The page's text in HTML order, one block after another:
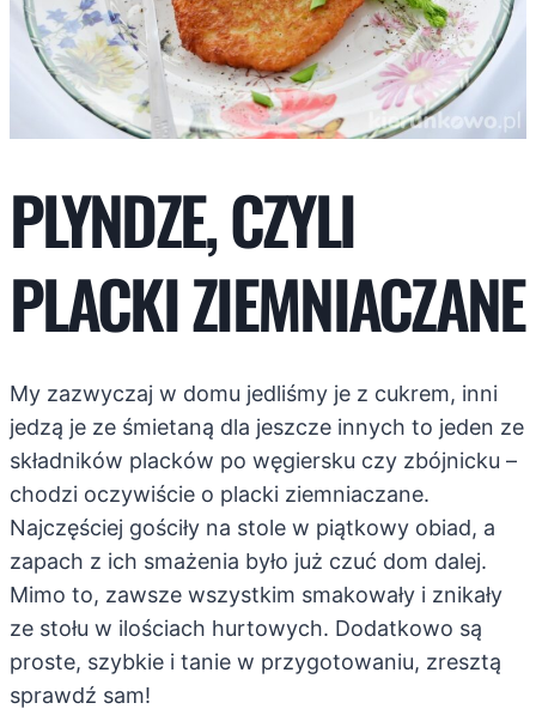
PLYNDZE, CZYLI
PLACKI ZIEMNIACZANE
My zazwyczaj w domu jedliśmy je z cukrem, inni
jedzą je ze śmietaną dla jeszcze innych to jeden ze
składników placków po węgiersku czy zbójnicku –
chodzi oczywiście o placki ziemniaczane.
Najczęściej gościły na stole w piątkowy obiad, a
zapach z ich smażenia było już czuć dom dalej.
Mimo to, zawsze wszystkim smakowały i znikały
ze stołu w ilościach hurtowych. Dodatkowo są
proste, szybkie i tanie w przygotowaniu, zresztą
sprawdź sam!